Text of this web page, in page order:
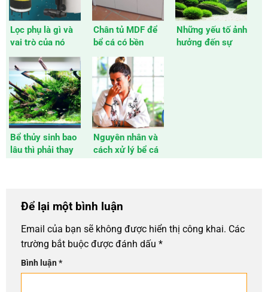
Lọc phụ là gì và
vai trò của nó
trong hệ thống
lọc
Chân tủ MDF để
bể cá có bền
không?
Những yếu tố ảnh
hưởng đến sự
Bể thủy sinh bao
lâu thì phải thay
Nguyên nhân và
cách xử lý bể cá
Để lại một bình luận
Email của bạn sẽ không được hiển thị công khai. Các
trường bắt buộc được đánh dấu *
Bình luận*